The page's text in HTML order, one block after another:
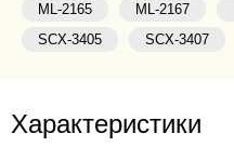
ML-2165
ML-2167
SCX-3405
SCX-3407
Характеристики